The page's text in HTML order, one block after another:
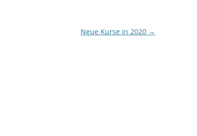
Neue Kurse in 2020 →